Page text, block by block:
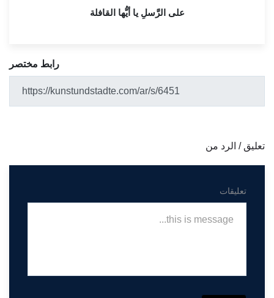
على الرَّسلِ يا أيُّها القافلة
رابط مختصر
تعليق / الرد من
تعليقات